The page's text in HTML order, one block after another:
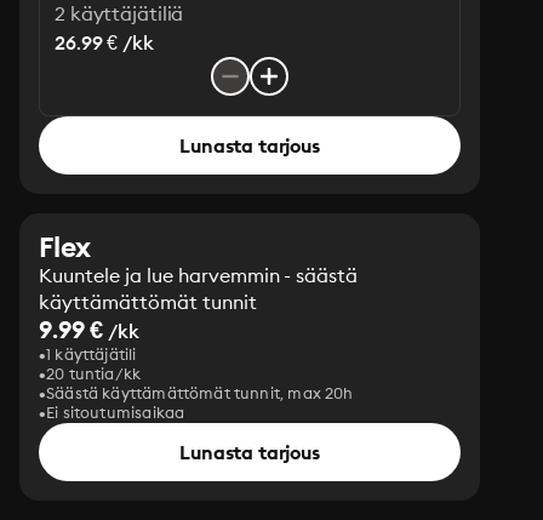
2 käyttäjätiliä
26.99 € /kk
Lunasta tarjous
Flex
Kuuntele ja lue harvemmin - säästä
käyttämättömät tunnit
9.99 € /kk
1 käyttäjätili
20 tuntia/kk
Säästä käyttämättömät tunnit, max 20h
Ei sitoutumisaikaa
Lunasta tarjous